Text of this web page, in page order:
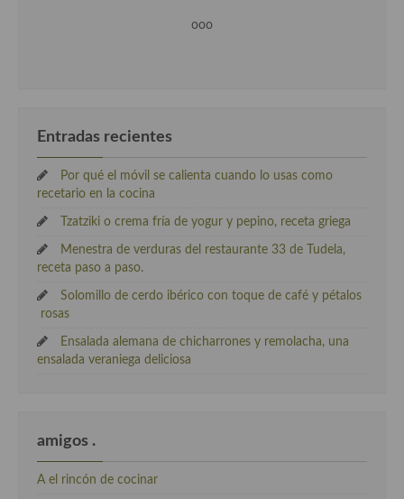
ooo
Entradas recientes
Por qué el móvil se calienta cuando lo usas como
recetario en la cocina
Tzatziki o crema fría de yogur y pepino, receta griega
Menestra de verduras del restaurante 33 de Tudela,
receta paso a paso.
Solomillo de cerdo ibérico con toque de café y pétalos
rosas
Ensalada alemana de chicharrones y remolacha, una
ensalada veraniega deliciosa
amigos .
A el rincón de cocinar